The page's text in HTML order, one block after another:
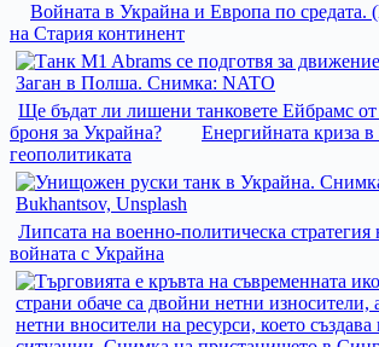
Войната в Украйна и Европа по средата.
на Стария континент
Ще бъдат ли лишени танковете Ейбрамс от
броня за Украйна?
Енергийната криза
геополитиката
Липсата на военно-политическа стратегия
войната с Украйна